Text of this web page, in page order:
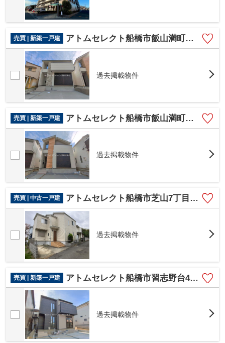
売買 | 新築一戸建 アトムセレクト船橋市飯山満町８期1号棟
過去掲載物件
売買 | 新築一戸建 アトムセレクト船橋市飯山満町８期２号棟
過去掲載物件
売買 | 中古一戸建 アトムセレクト船橋市芝山7丁目中古戸建て
過去掲載物件
売買 | 新築一戸建 アトムセレクト船橋市習志野台4710 1棟1号棟
過去掲載物件